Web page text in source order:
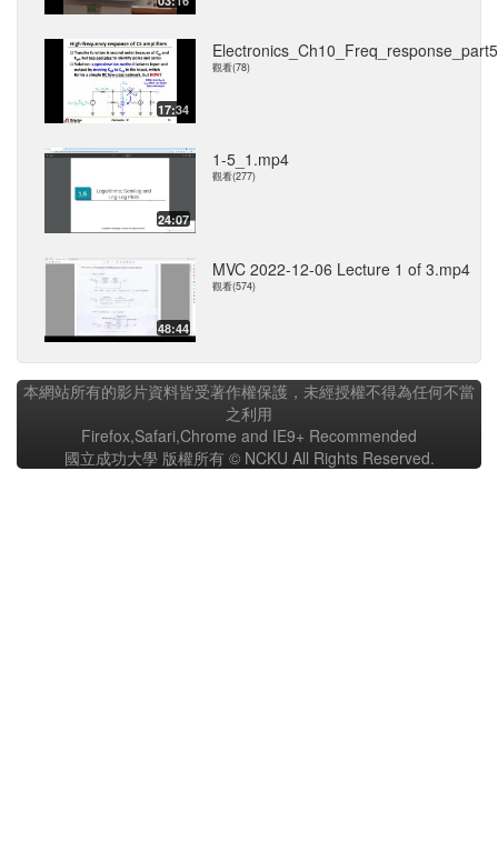
17:34
觀看(78)
24:07
1-5_1.mp4
觀看(277)
48:44
MVC 2022-12-06 Lecture 1 of 3.mp4
觀看(574)
本網站所有的影片資料皆受著作權保護，未經授權不得為任何不當
之利用
Firefox,Safari,Chrome and IE9+ Recommended
國立成功大學 版權所有 © NCKU All Rights Reserved.